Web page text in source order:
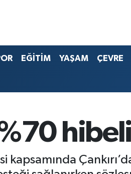
EĞİTİM YAŞAM ÇEVRE
%70
kapsamında